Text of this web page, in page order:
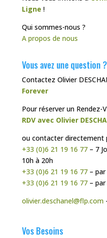
Ligne !
Qui sommes-nous ?
A propos de nous
Vous avez une question ?
Contactez Olivier
Forever
Pour réserver un Rendez-
RDV avec Olivier
ou contacter directement
+33 (0)6 21 19 16 77– 7
10h à 20h
+33 (0)6 21 19 16 77– par
+33 (0)6 21 19 16 77– par
olivier.deschanel@flp.com
Vos Besoins